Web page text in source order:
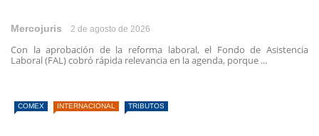
Mercojuris 2 de agosto de 2026
Con la aprobación de la reforma laboral, el Fondo de Asistencia
Laboral (FAL) cobró rápida relevancia en la agenda, porque ...
COMEX INTERNACIONAL TRIBUTOS